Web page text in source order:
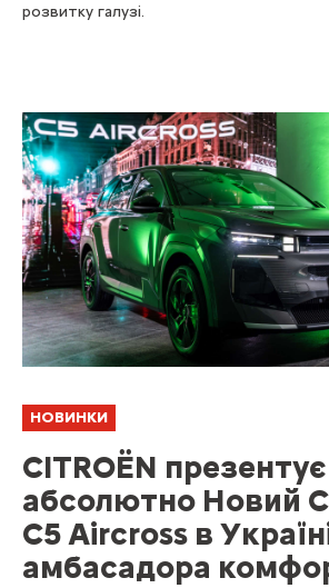
розвитку галузі.
НОВИНКИ
CITROËN презентує
абсолютно Новий
C5 Aircross в
амбасадора